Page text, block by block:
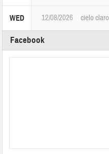
WED 12/08/2026 cielo claro
Facebook